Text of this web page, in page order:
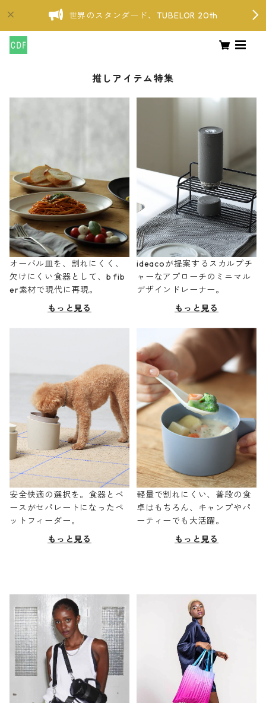
世界のスタンダード、TUBELOR 20th
推しアイテム特集
オーバル皿を、割れにくく、
欠けにくい食器として、b fib
er素材で現代に再現。
もっと見る
ideacoが提案するスカルプチ
ャーなアプローチのミニマル
デザインドレーナー。
もっと見る
安全快適の選択を。食器とベ
ースがセパレートになったペ
ットフィーダー。
もっと見る
軽量で割れにくい、普段の食
卓はもちろん、キャンプやパ
ーティーでも大活躍。
もっと見る